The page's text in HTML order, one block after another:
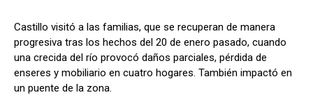
Castillo visitó a las familias, que se recuperan de manera
progresiva tras los hechos del 20 de enero pasado, cuando
una crecida del río provocó daños parciales, pérdida de
enseres y mobiliario en cuatro hogares. También impactó en
un puente de la zona.